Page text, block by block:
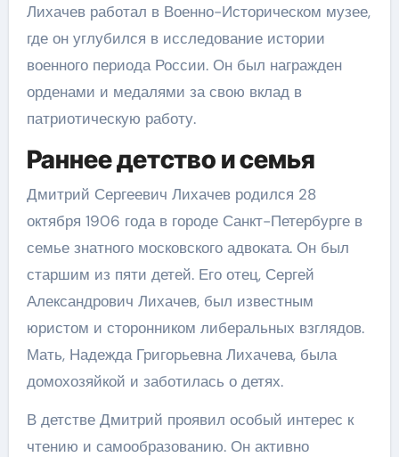
Лихачев работал в Военно-Историческом музее,
где он углубился в исследование истории
военного периода России. Он был награжден
орденами и медалями за свою вклад в
патриотическую работу.
Раннее детство и семья
Дмитрий Сергеевич Лихачев родился 28
октября 1906 года в городе Санкт-Петербурге в
семье знатного московского адвоката. Он был
старшим из пяти детей. Его отец, Сергей
Александрович Лихачев, был известным
юристом и сторонником либеральных взглядов.
Мать, Надежда Григорьевна Лихачева, была
домохозяйкой и заботилась о детях.
В детстве Дмитрий проявил особый интерес к
чтению и самообразованию. Он активно